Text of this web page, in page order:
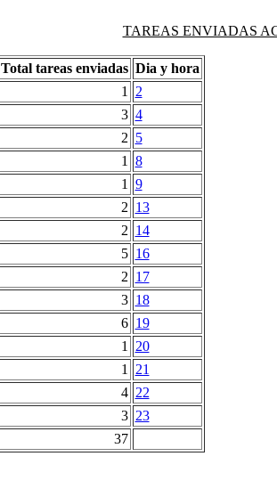
TAREAS ENVIADAS
Total tareas enviadas Dia y hora
1
2
3 4
2 5
1
8
1
9
2 13
2 14
5 16
2 17
3 18
6 19
1
20
1
21
4 22
3 23
37